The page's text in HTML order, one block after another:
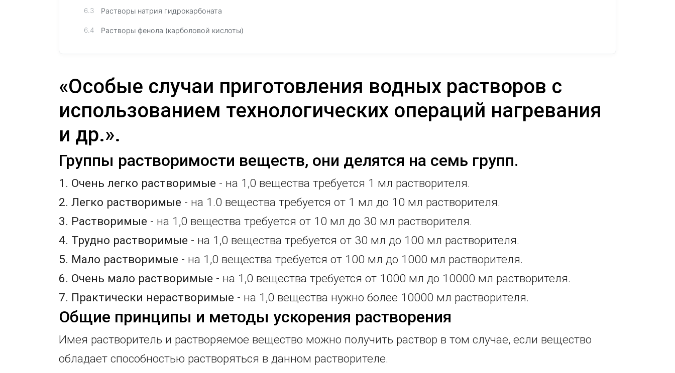
Растворы натрия гидрокарбоната
Растворы фенола (карболовой кислоты)
«Особые случаи приготовления водных растворов с
использованием технологических операций нагревания
и др.».
Группы растворимости веществ, они делятся на семь групп.
1. Очень легко растворимые - на 1,0 вещества требуется 1 мл растворителя.
2. Легко растворимые - на 1.0 вещества требуется от 1 мл до 10 мл растворителя.
3. Растворимые - на 1,0 вещества требуется от 10 мл до 30 мл растворителя.
4. Трудно растворимые - на 1,0 вещества требуется от 30 мл до 100 мл растворителя.
5. Мало растворимые - на 1,0 вещества требуется от 100 мл до 1000 мл растворителя.
6. Очень мало растворимые - на 1,0 вещества требуется от 1000 мл до 10000 мл растворителя.
7. Практически нерастворимые - на 1,0 вещества нужно более 10000 мл растворителя.
Общие принципы и методы ускорения растворения
Имея растворитель и растворяемое вещество можно получить раствор в том случае, если вещество
обладает способностью растворяться в данном растворителе.